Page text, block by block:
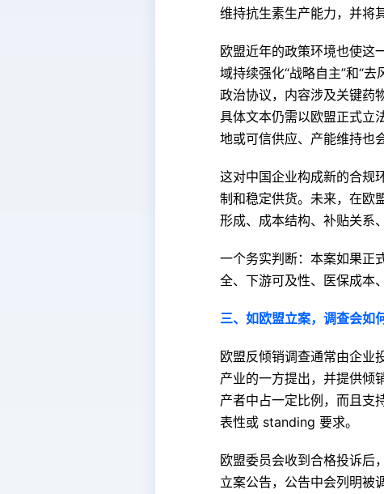
维持抗生素生产能力，并将
欧盟近年的政策环境也使这
域持续强化“战略自主”和“
政治协议，内容涉及关键药
具体文本仍需以欧盟正式立
地或可信供应、产能维持也
这对中国企业构成新的合规
制和稳定供货。未来，在欧
形成、成本结构、补贴关系
一个务实判断：本案如果正
全、下游可及性、医保成本
三、如欧盟立案，调查会如
欧盟反倾销调查通常由企
产业的一方提出，并提供倾
产者中占一定比例，而且支
表性或 standing 要求。
欧盟委员会收到合格投诉后
立案公告，公告中会列明被